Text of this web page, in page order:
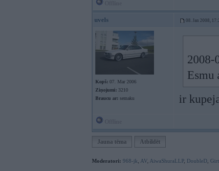
uvels 08. Jan 2008,
Kopš: 07. Mar 2006
Ziņojumi: 3210
Braucu ar: semaku
2008-
Esmu
ir
Jauna tēma Atbildēt
Moderatori: 968-jk AV AiwaShuraLLP, DoubleD